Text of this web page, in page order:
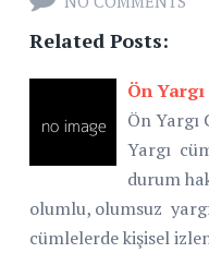
Related Posts:
Ön
Ön
Yargı
durum
olumlu, olumsuz
cümlelerde kişisel